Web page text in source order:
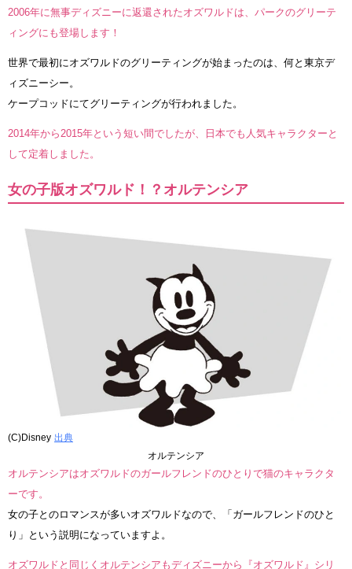
2006年に無事ディズニーに返還されたオズワルドは、パークのグリーテ
ィングにも登場します！
世界で最初にオズワルドのグリーティングが始まったのは、何と東京デ
ィズニーシー。
ケープコッドにてグリーティングが行われました。
2014年から2015年という短い間でしたが、日本でも人気キャラクターと
して定着しました。
女の子版オズワルド！？オルテンシア
(C)Disney 出典
オルテンシア
オルテンシアはオズワルドのガールフレンドのひとりで猫のキャラクタ
ーです。
女の子とのロマンスが多いオズワルドなので、「ガールフレンドのひと
り」という説明になっていますよ。
オズワルドと同じくオルテンシアもディズニーから『オズワルド』シリ